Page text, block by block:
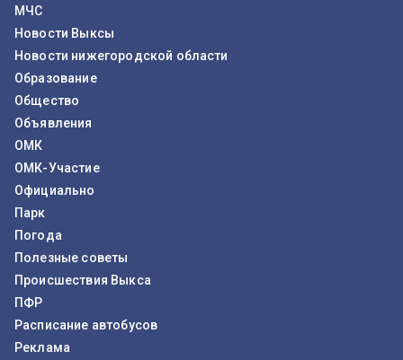
МЧС
Новости Выксы
Новости нижегородской области
Образование
Общество
Объявления
ОМК
ОМК-Участие
Официально
Парк
Погода
Полезные советы
Происшествия Выкса
ПФР
Расписание автобусов
Реклама